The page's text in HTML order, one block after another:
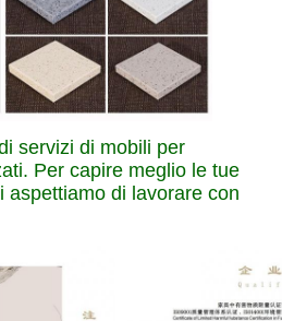
servizi di mobili per
Per capire meglio le tue
aspettiamo di lavorare con